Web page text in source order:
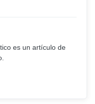
es un artículo de